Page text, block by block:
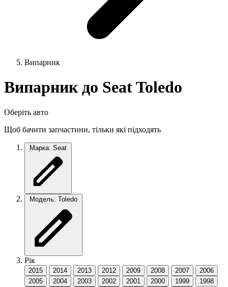
Випарник
Випарник до Seat Toledo
Оберіть авто
Щоб бачити запчастини, тільки які підходять
Марка: Seat
Модель: Toledo
Рік
2015 2014 2013 2012 2009 2008 2007
2006
2005
2004 2003 2002 2001 2000 1999
1998